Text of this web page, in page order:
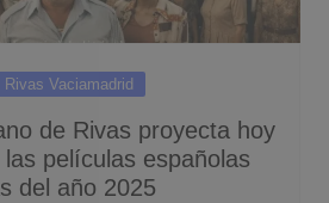
Rivas Vaciamadrid
de Rivas proyecta hoy
las películas españolas
del año 2025